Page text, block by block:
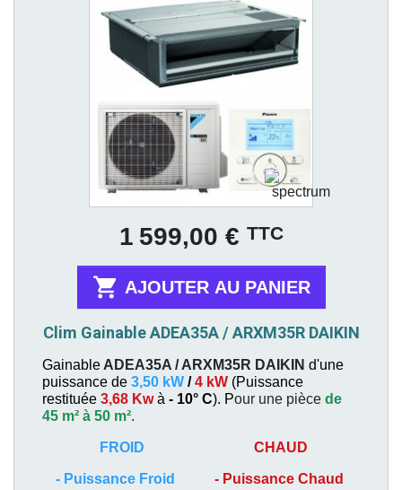
1 599,00 € TTC
 AJOUTER AU PANIER
Clim Gainable ADEA35A / ARXM35R DAIKIN
Gainable ADEA35A / ARXM35R DAIKIN d'une
puissance de 3,50 kW /4 kW (Puissance
restituée 3,68 Kwà - 10° C). Pour une pièce de
45 m² à 50 m².
FROID
- Puissance Froid
CHAUD
- Puissance Chaud